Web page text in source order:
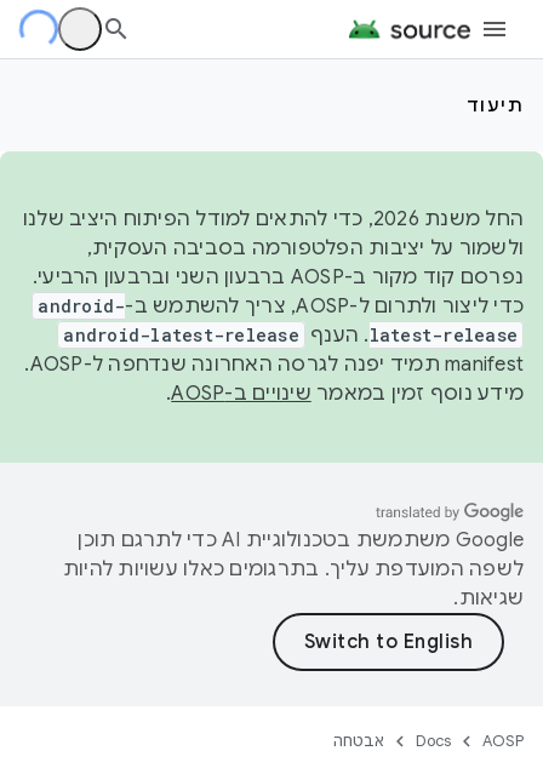
תיעוד
החל משנת 2026, כדי להתאים למודל הפיתוח היציב שלנו
ולשמור על יציבות הפלטפורמה בסביבה העסקית,
נפרסם קוד מקור ב-AOSP ברבעון השני וברבעון הרביעי.
כדי ליצור ולתרום ל-AOSP, צריך להשתמש ב-
android-
latest-release. הענף android-latest-release
manifest תמיד יפנה לגרסה האחרונה שנדחפה ל-AOSP.
מידע נוסף זמין במאמר שינויים ב-AOSP .
‫Google משתמשת בטכנולוגיית AI כדי לתרגם תוכן
לשפה המועדפת עליך. בתרגומים כאלו עשויות להיות
שגיאות.
AOSP
Docs אבטחה